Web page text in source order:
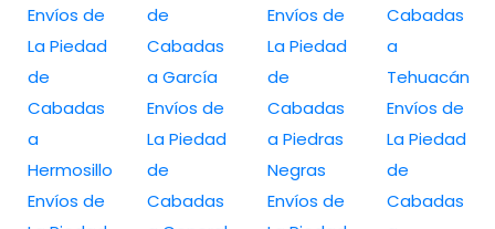
Envíos de
La Piedad
de
Cabadas
a
Hermosillo
Envíos de
de
Cabadas
a García
Envíos de
La Piedad
de
Cabadas
Envíos de
La Piedad
de
Cabadas
a Piedras
Negras
Envíos de
Cabadas
a
Tehuacán
Envíos de
La Piedad
de
Cabadas